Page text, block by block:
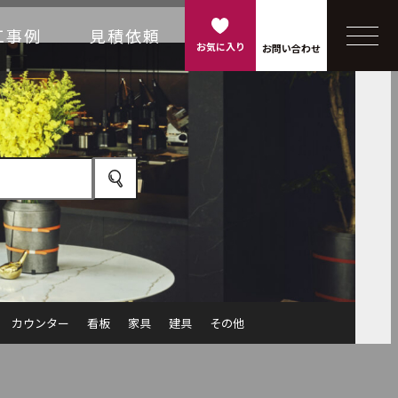
例 見積依頼
お気に入り お問い合わせ
カウンター 看板 家具 建具 その他